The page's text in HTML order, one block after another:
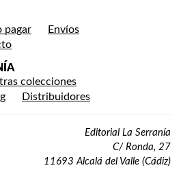
pagar
Envíos
colecciones
Distribuidores
Editorial La Serranía
C/ Ronda, 27
11693 Alcalá del Valle (Cádiz)